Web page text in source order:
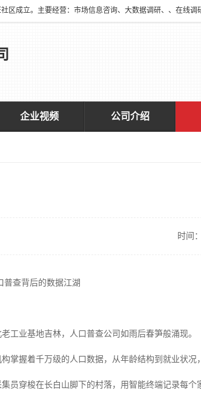
企业视频 公司介绍
时间
普查背后的数据江湖
工业基地吉林，人口普查公司如雨后春笋般涌现。
掌握着千万级的人口数据，从年龄结构到就业状况
员穿梭在长白山脚下的村落，用智能终端记录每